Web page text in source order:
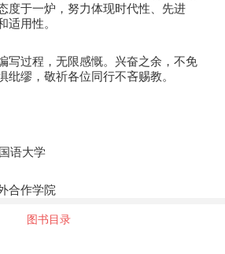
度于一炉，努力体现时代性、先进
适用性。
写过程，无限感慨。兴奋之余，不免
纰缪，敬祈各位同行不吝赐教。
语大学
合作学院
图书目录